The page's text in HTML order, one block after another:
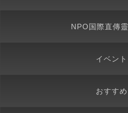
NPO国際直傳
イベント
おすすめ